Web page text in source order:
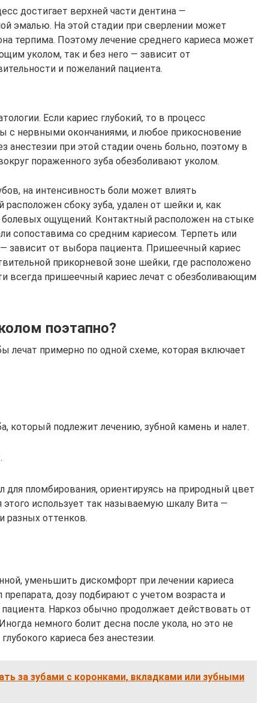
достигает верхней части дентина —
эмалью. На этой стадии при сверлении может
терпима. Поэтому лечение среднего кариеса может
уколом, так и без него — зависит от
и пожеланий пациента.
Если кариес глубокий, то в процесс
с нервными окончаниями, и любое прикосновение
анестезии при этой стадии очень больно, поэтому в
пораженного зуба обезболивают уколом.
на интенсивность боли может влиять
сбоку зуба, удален от шейки и, как
ощущений. Контактный расположен на стыке
сопоставима со средним кариесом. Терпеть или
зависит от выбора пациента. Пришеечный кариес
прикорневой зоне шейки, где расположено
всегда пришеечный кариес лечат с обезболивающим
поэтапно?
лечат примерно по одной схеме, которая включает
который подлежит лечению, зубной камень и налет.
для пломбирования, ориентируясь на природный цвет
использует так называемую шкалу Вита —
разных оттенков.
уменьшить дискомфорт при лечении кариеса
дозу подбирают с учетом возраста и
Наркоз обычно продолжает действовать от
немного болит десна после укола, но это не
кариеса без анестезии.
за зубами с коронками, вкладками или зубными